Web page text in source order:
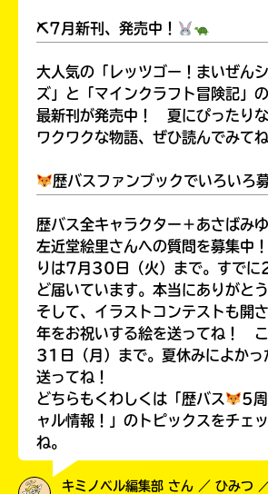
⛏7月新刊、発売中！
大人気の「レッツゴー！まいぜん
ズ」と「マインクラフト冒険記」
最新刊が発売中！ 夏にぴったり
ワクワクな物語、ぜひ読んでみてね
歴バスファンブックでいろいろ
歴バス全キャラクター＋あさばみゆ
左近堂絵里さんへの質問を募集中
りは7月30日（火）まで。すで
ど届いています。本当にありがとう
そして、イラストコンテストも開
年をお祝いする絵を送ってね！
31日（月）まで。夏休みによかっ
送ってね！
どちらもくわしくは「歴バス
5
ャル情報！」のトピックスをチェ
ね。
キミノベル編集部 さん ／ ひみつ